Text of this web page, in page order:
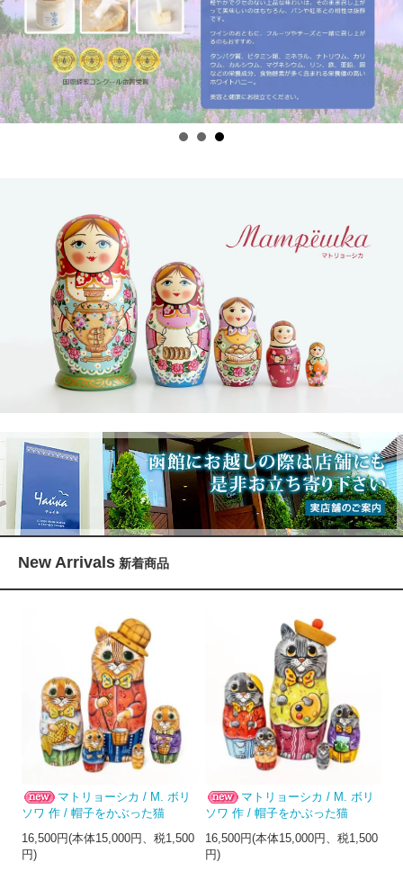
New Arrivals 新着商品
マトリョーシカ / M. ボリ
ソワ 作 / 帽子をかぶった猫
16,500円(本体15,000円、税1,500
円)
マトリョーシカ / M. ボリ
ソワ 作 / 帽子をかぶった猫
16,500円(本体15,000円、税1,500
円)